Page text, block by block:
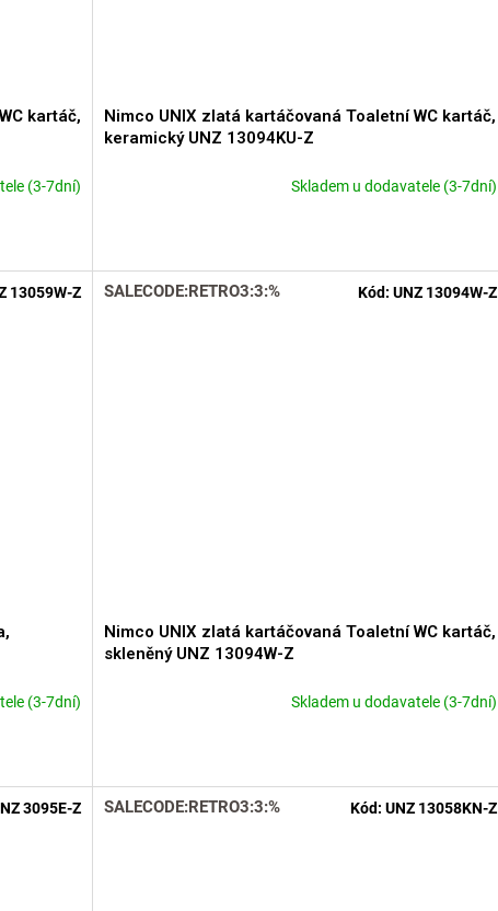
kartáč,
(3-7dní)
Nimco UNIX zlatá kartáčovaná Toaletní WC kartáč,
keramický UNZ 13094KU-Z
Skladem u dodavatele (3-7dní)
(3-7dní)
13059W-Z SALECODE:RETRO3:3:%
Nimco UNIX zlatá kartáčovaná Toaletní WC kartáč,
skleněný UNZ 13094W-Z
Skladem u dodavatele (3-7dní)
Kód: UNZ 13094W-Z
3095E-Z SALECODE:RETRO3:3:% Kód: UNZ 13058KN-Z